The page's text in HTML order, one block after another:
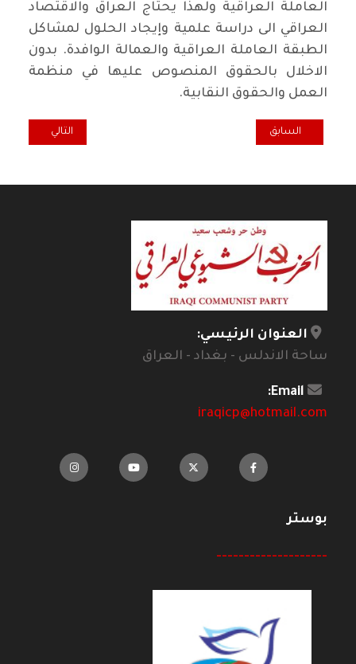
العاملة العراقية ولهذا يحتاج العراق والاقتصاد
العراقي الى دراسة علمية وإيجاد الحلول لمشاكل
الطبقة العاملة العراقية والعمالة الوافدة. بدون
الاخلال بالحقوق المنصوص عليها في منظمة
العمل والحقوق النقابية.
المقال السابق: قافلة الموت
السابق المقال التالي:
التالي
العنوان الرئيسي:
ساحة الاندلس - بغداد - العراق
Email:
iraqicp@hotmail.com
بوستر
--------------------